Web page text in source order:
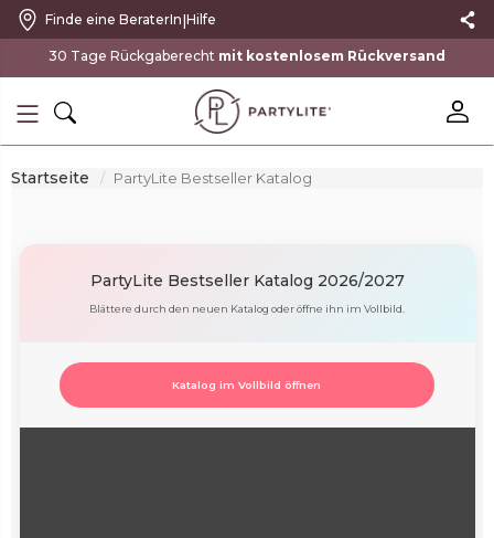
Finde eine BeraterIn|Hilfe
30 Tage Rückgaberecht mit kostenlosem Rückversand
Startseite PartyLite Bestseller Katalog
PartyLite Bestseller Katalog 2026/2027
Blättere durch den neuen Katalog oder öffne ihn im Vollbild.
Katalog im Vollbild öffnen